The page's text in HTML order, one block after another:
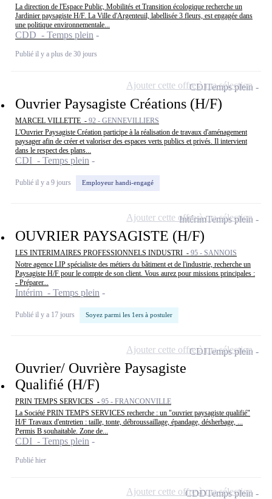
La direction de l'Espace Public, Mobilités et Transition écologique recherche un
Jardinier paysagiste H/F. La Ville d'Argenteuil, labellisée 3 fleurs, est engagée dans
une politique environnementale...
CDD - Temps plein
Publié il y a plus de 30 jours
Ouvrier Paysagiste Créations (H/F)
MARCEL VILLETTE - 92 - GENNEVILLIERS
L'Ouvrier Paysagiste Création participe à la réalisation de travaux d'aménagement
paysager afin de créer et valoriser des espaces verts publics et privés. Il intervient
dans le respect des plans...
CDI - Temps plein
Publié il y a 9 jours Employeur handi-engagé
CDITemps plein
Ajouter cette offre à ma sélection
OUVRIER PAYSAGISTE (H/F)
LES INTERIMAIRES PROFESSIONNELS INDUSTRI - 95 - SANNOIS
Notre agence LIP spécialiste des métiers du bâtiment et de l'industrie, recherche un
Paysagiste H/F pour le compte de son client. Vous aurez pour missions principales :
- Préparer...
Intérim - Temps plein
Publié il y a 17 jours Soyez parmi les 1ers à postuler
IntérimTemps plein
Ajouter cette offre à ma sélection
Ouvrier/ Ouvrière Paysagiste
Qualifié (H/F)
PRIN TEMPS SERVICES - 95 - FRANCONVILLE
La Société PRIN TEMPS SERVICES recherche : un "ouvrier paysagiste qualifié"
H/F Travaux d'entretien : taille, tonte, débroussaillage, épandage, désherbage, ...
Permis B souhaitable. Zone de...
CDI - Temps plein
Publié hier
CDITemps plein
Ajouter cette offre à ma sélection
CDDTemps plein
Ajouter cette offre à ma sélection